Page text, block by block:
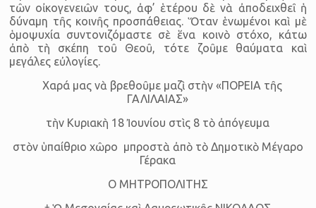
τῶν οἰκογενειῶν τους, ἀφ’ ἑτέρου δὲ νὰ ἀποδειχθεῖ ἡ
δύναμη τῆς κοινῆς προσπάθειας. Ὅταν ἑνωμένοι καὶ μὲ
ὁμοψυχία συντο­νιζό­μαστε σὲ ἕνα κοινὸ στόχο, κάτω
ἀπὸ τὴ σκέπη τοῦ Θεοῦ, τότε ζοῦμε θαύματα καὶ
μεγάλες εὐλογίες.
Χαρά μας νὰ βρεθοῦμε μαζὶ στὴν «ΠΟΡΕΙΑ τῆς
ΓΑΛΙΛΑΙΑΣ»
τὴν Κυριακὴ 18 Ἰουνίου στὶς 8 τὸ ἀπόγευμα
στὸν ὑπαίθριο χῶρο μπροστὰ ἀπὸ τὸ Δημοτικὸ Μέγαρο
Γέρακα
Ο ΜΗΤΡΟΠΟΛΙΤΗΣ